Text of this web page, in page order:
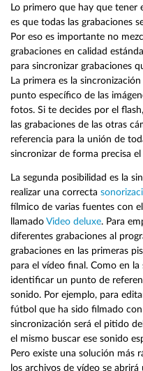
Lo primero que hay que
es que todas las grabaciones
Por eso es importante no
grabaciones en calidad
para sincronizar grabaciones
La primera es la
punto específico de las
fotos. Si te decides por el
las grabaciones de las otras
referencia para la unión de
sincronizar de forma precisa
La segunda posibilidad es la
realizar una correcta
fílmico de varias fuentes con
llamado Video deluxe. Para
diferentes grabaciones al
grabaciones en las primeras
para el vídeo final. Como en
identificar un punto de
sonido. Por ejemplo, para
fútbol que ha sido filmado
sincronización será el pitido
el mismo buscar ese sonido
Pero existe una solución más
los archivos de vídeo se